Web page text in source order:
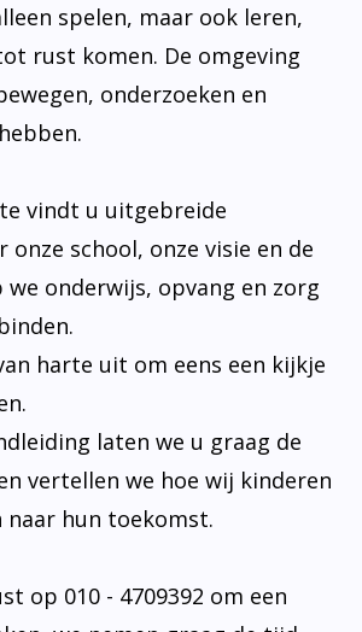
spelen, maar ook leren,
rust komen. De omgeving
onderzoeken en
vindt u uitgebreide
school, onze visie en de
we onderwijs, opvang en zorg
harte uit om eens een kijkje
laten we u graag de
vertellen we hoe wij kinderen
naar hun toekomst.
op 010 - 4709392 om een